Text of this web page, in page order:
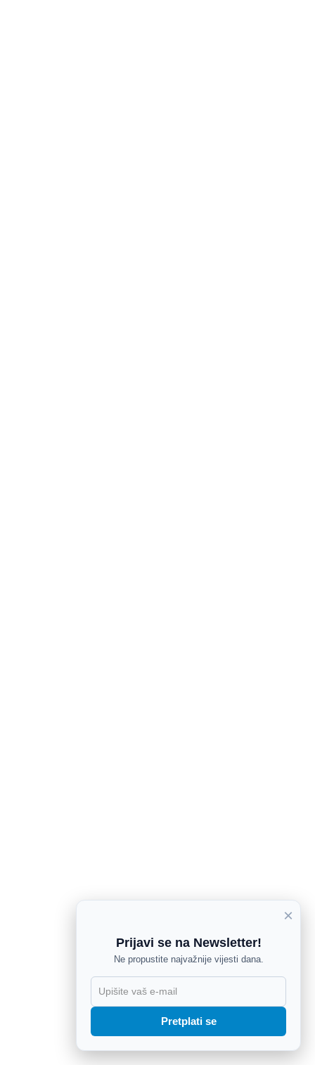
×
Prijavi se na Newsletter!
Ne propustite najvažnije vijesti dana.
Pretplati se